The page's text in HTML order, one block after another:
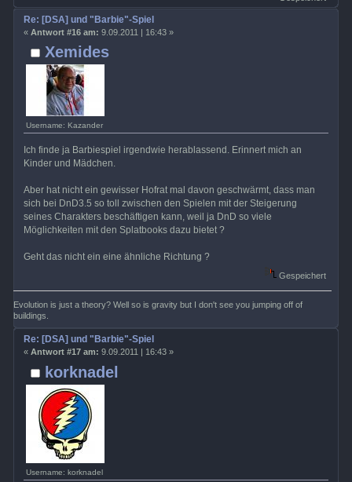
Xemides
Username: Kazander
Re: [DSA] und "Barbie"-Spiel
« Antwort #16 am: 9.09.2011 | 16:43 »
Ich finde ja Barbiespiel irgendwie herablassend. Erinnert mich an
Kinder und Mädchen.
Aber hat nicht ein gewisser Hofrat mal davon geschwärmt, dass man
sich bei DnD3.5 so toll zwischen den Spielen mit der Steigerung
seines Charakters beschäftigen kann, weil ja DnD so viele
Möglichkeiten mit den Splatbooks dazu bietet ?
Geht das nicht ein eine ähnliche Richtung ?
Gespeichert
Evolution is just a theory? Well so is gravity but I don't see you jumping off of
buildings.
korknadel
Username: korknadel
Re: [DSA] und "Barbie"-Spiel
« Antwort #17 am: 9.09.2011 | 16:43 »